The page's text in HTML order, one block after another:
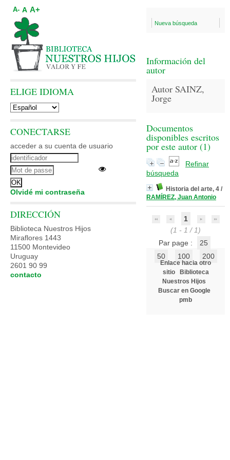
Nueva búsqueda
Información del
autor
Autor SAINZ,
Jorge
Documentos
disponibles escritos
por este autor (1)
Refinar
búsqueda
Historia del arte, 4 /
RAMÍREZ, Juan Antonio
1
(1 - 1 / 1)
Par page :
25
50
100 200
Enlace hacia otro
sitio
Biblioteca
Nuestros Hijos
Buscar en Google
pmb
A- A A+
ELIGE IDIOMA
CONECTARSE
acceder a su cuenta de usuario
Olvidé mi contraseña
DIRECCIÓN
Biblioteca Nuestros Hijos
Miraflores 1443
11500 Montevideo
Uruguay
2601 90 99
contacto